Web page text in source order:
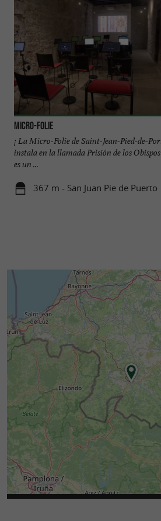
Micro-Folie
¡ La Micro-Folie de Saint-Jean-Pied-de-
instala en la llamada Prisión de los
es un ...
367 m - San Juan Pie de Puerto